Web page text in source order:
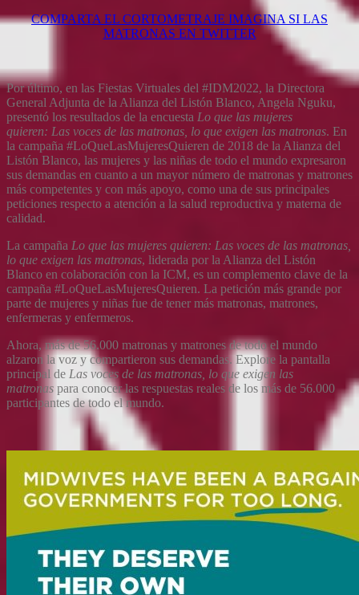
COMPARTA EL CORTOMETRAJE IMAGINA SI LAS
MATRONAS EN TWITTER
Por último, en las Fiestas Virtuales del #IDM2022, la Directora
General Adjunta de la Alianza del Listón Blanco, Angela Nguku,
presentó los resultados de la encuesta Lo que las mujeres
quieren: Las voces de las matronas, lo que exigen las matronas. En
la campaña #LoQueLasMujeresQuieren de 2018 de la Alianza del
Listón Blanco, las mujeres y las niñas de todo el mundo expresaron
sus demandas en cuanto a un mayor número de matronas y matrones
más competentes y con más apoyo, como una de sus principales
peticiones respecto a atención a la salud reproductiva y materna de
calidad.
La campaña Lo que las mujeres quieren: Las voces de las matronas,
lo que exigen las matronas, liderada por la Alianza del Listón
Blanco en colaboración con la ICM, es un complemento clave de la
campaña #LoQueLasMujeresQuieren. La petición más grande por
parte de mujeres y niñas fue de tener más matronas, matrones,
enfermeras y enfermeros.
Ahora, más de 56.000 matronas y matrones de todo el mundo
alzaron la voz y compartieron sus demandas. Explore la pantalla
principal de Las voces de las matronas, lo que exigen las
matronas para conocer las respuestas reales de los más de 56.000
participantes de todo el mundo.